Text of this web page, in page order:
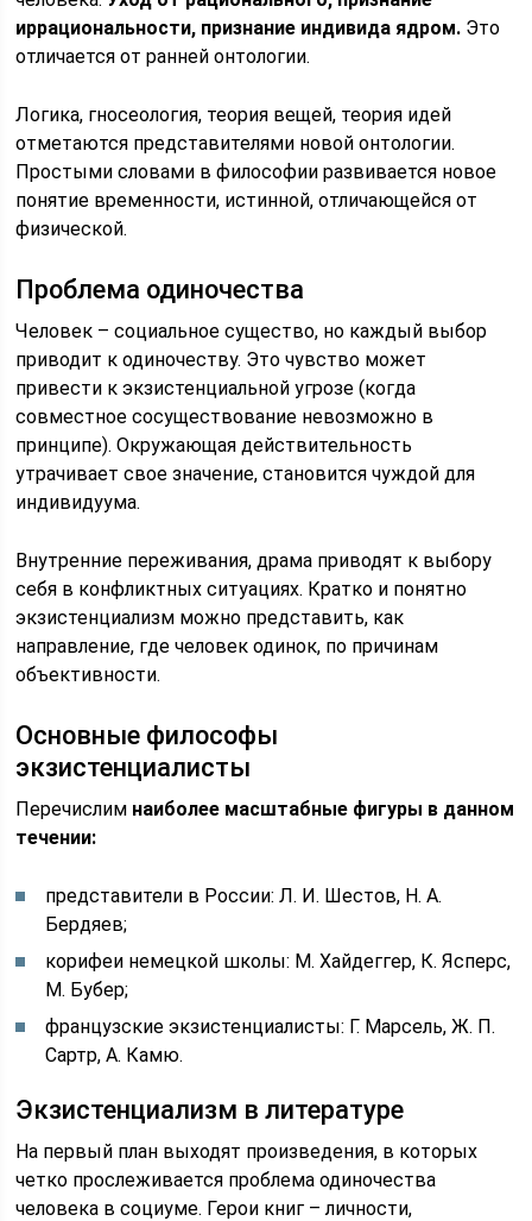
иррациональности, признание индивида ядром. Это
отличается от ранней онтологии.
Логика, гносеология, теория вещей, теория идей
отметаются представителями новой онтологии.
Простыми словами в философии развивается новое
понятие временности, истинной, отличающейся от
физической.
Проблема одиночества
Человек – социальное существо, но каждый выбор
приводит к одиночеству. Это чувство может
привести к экзистенциальной угрозе (когда
совместное сосуществование невозможно в
принципе). Окружающая действительность
утрачивает свое значение, становится чуждой для
индивидуума.
Внутренние переживания, драма приводят к выбору
себя в конфликтных ситуациях. Кратко и понятно
экзистенциализм можно представить, как
направление, где человек одинок, по причинам
объективности.
Основные философы
экзистенциалисты
Перечислим наиболее масштабные фигуры в данном
течении:
представители в России: Л. И. Шестов, Н. А.
Бердяев;
корифеи немецкой школы: М. Хайдеггер, К. Ясперс,
М. Бубер;
французские экзистенциалисты: Г. Марсель, Ж. П.
Сартр, А. Камю.
Экзистенциализм в литературе
На первый план выходят произведения, в которых
четко прослеживается проблема одиночества
человека в социуме. Герои книг – личности,